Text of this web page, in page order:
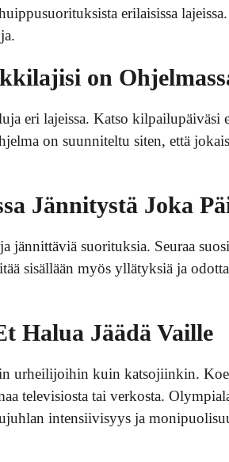
erilaisissa
on
eri lajeissa. Katso kilpailupäiväsi
on suunniteltu siten, että
Jännitystä Joka
jännittäviä suorituksia. Seuraa
sisällään myös yllätyksiä ja
Halua Jäädä Vaille
urheilijoihin kuin katsojiinkin. Koe
televisiosta tai verkosta.
intensiivisyys ja